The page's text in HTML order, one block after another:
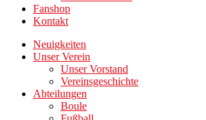
Fanshop
Kontakt
Neuigkeiten
Unser Verein
Unser Vorstand
Vereinsgeschichte
Abteilungen
Boule